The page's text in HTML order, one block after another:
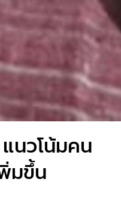
นวโน้มคน
มขึ้น